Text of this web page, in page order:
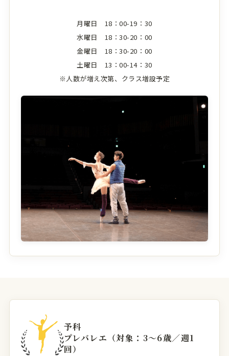
月曜日 18：00-19：30
水曜日 18：30-20：00
金曜日 18：30-20：00
土曜日 13：00-14：30
※人数が増え次第、クラス増設予定
予科
プレバレエ（対象：3〜6歳／週1
回）